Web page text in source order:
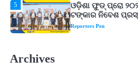
1
ଘରର ବାସ୍ତୁଦୋଷ
Reporters Pen
Archives